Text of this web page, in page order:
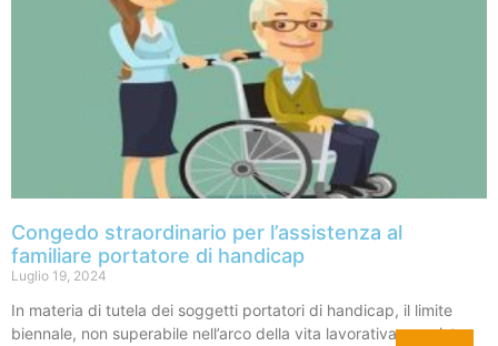
Congedo straordinario per l’assistenza al
familiare portatore di handicap
Luglio 19, 2024
In materia di tutela dei soggetti portatori di handicap, il limite
biennale, non superabile nell’arco della vita lavorativa, previsto